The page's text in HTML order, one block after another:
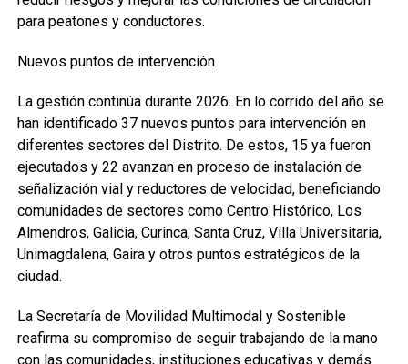
para peatones y conductores.
Nuevos puntos de intervención
La gestión continúa durante 2026. En lo corrido del año se
han identificado 37 nuevos puntos para intervención en
diferentes sectores del Distrito. De estos, 15 ya fueron
ejecutados y 22 avanzan en proceso de instalación de
señalización vial y reductores de velocidad, beneficiando
comunidades de sectores como Centro Histórico, Los
Almendros, Galicia, Curinca, Santa Cruz, Villa Universitaria,
Unimagdalena, Gaira y otros puntos estratégicos de la
ciudad.
La Secretaría de Movilidad Multimodal y Sostenible
reafirma su compromiso de seguir trabajando de la mano
con las comunidades, instituciones educativas y demás